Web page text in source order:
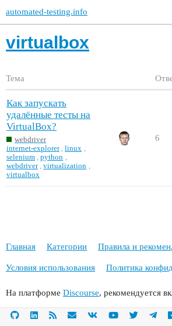
automated-testing.info
virtualbox
Тема
Как запускать
удалённые тесты на
VirtualBox?
webdriver
internet-explorer ,linux
selenium ,python
webdriver ,virtualization
virtualbox
6
Главная Категории Правила и
Условия использования Политика
На платформе Discourse, рекомендуется